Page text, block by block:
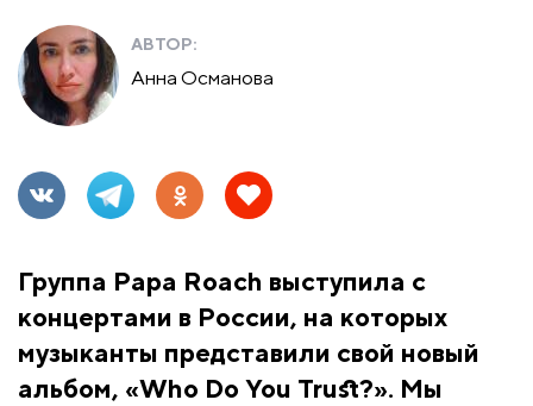
АВТОР:
Анна Османова
Группа Papa Roach выступила с
концертами в России, на которых
музыканты представили свой новый
альбом, «Who Do You Trust?». Мы